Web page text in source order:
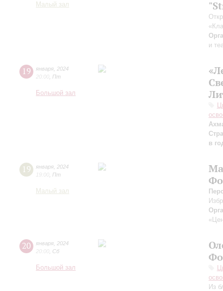
Малый зал
и
19 января 2024
20:00 Пт
Большой зал
в
19 января 2024
19:00 Пт
Малый зал
20 января 2024
20:00 Сб
Большой зал
Из